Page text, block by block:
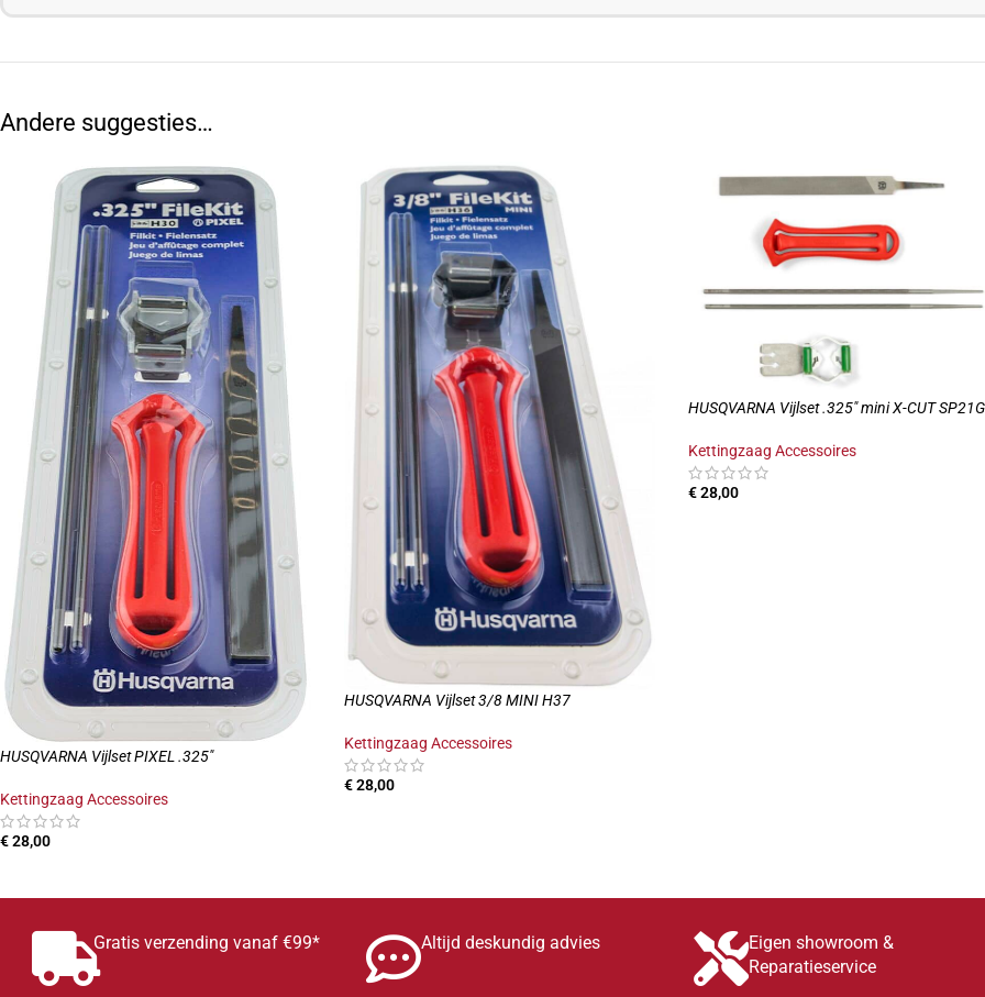
Andere suggesties…
HUSQVARNA Vijlset PIXEL .325″
Kettingzaag Accessoires
€28,00
HUSQVARNA Vijlset 3/8 MINI H37
Kettingzaag Accessoires
€28,00
HUSQVARNA Vijlset .325″ mini X-CUT SP21G
Kettingzaag Accessoires
€28,00
Gratis verzending vanaf €99* Altijd deskundig advies
Eigen showroom &
Reparatieservice